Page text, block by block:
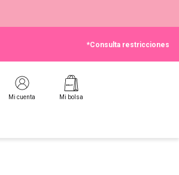
*Consulta restricciones
Mi cuenta Mi bolsa